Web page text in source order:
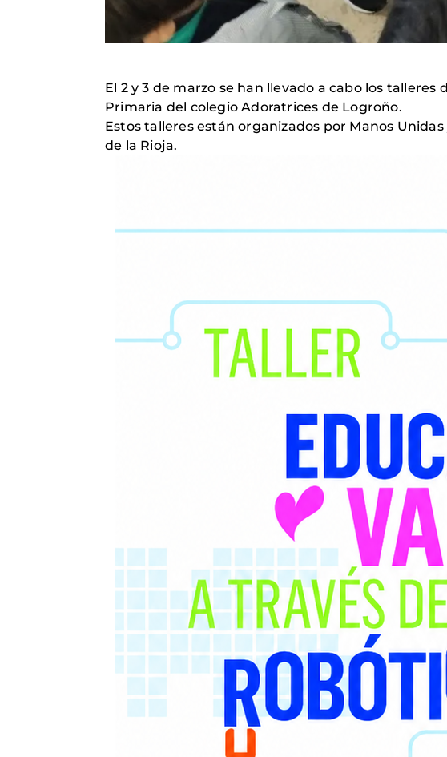
El 2 y 3 de marzo se han llevado a cabo los
Primaria del colegio Adoratrices de Logroño.
Estos talleres están organizados por Manos
de la Rioja.